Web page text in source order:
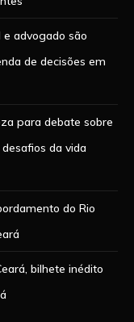
advogado são
de decisões em
para debate sobre
da vida
do Rio
bilhete inédito